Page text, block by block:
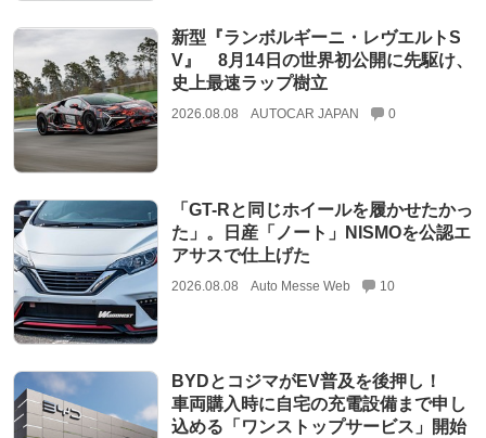
新型『ランボルギーニ・レヴエルトS
V』 8月14日の世界初公開に先駆け、
史上最速ラップ樹立
2026.08.08 AUTOCAR JAPAN 0
「GT-Rと同じホイールを履かせたかっ
た」。日産「ノート」NISMOを公認エ
アサスで仕上げた
2026.08.08 Auto Messe Web 10
BYDとコジマがEV普及を後押し！
車両購入時に自宅の充電設備まで申し
込める「ワンストップサービス」開始